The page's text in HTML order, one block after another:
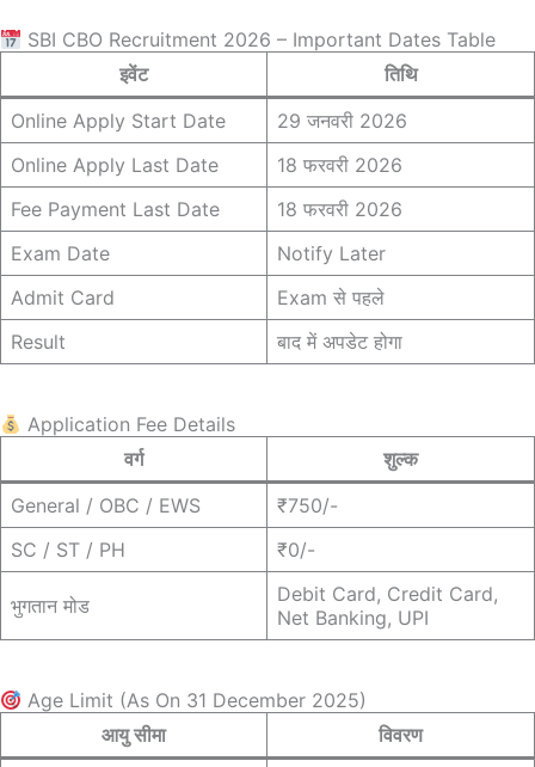
SBI CBO Recruitment 2026 – Important Dates Table
इवेंट
तिथि
Online Apply Start Date
29 जनवरी 2026
Online Apply Last Date
18 फरवरी 2026
Fee Payment Last Date
18 फरवरी 2026
Exam Date
Notify Later
Admit Card
Exam से पहले
Result
बाद में अपडेट होगा
Application Fee Details
वर्ग
शुल्क
General / OBC / EWS
₹750/-
SC / ST / PH
₹0/-
भुगतान मोड
Debit Card, Credit Card,
Net Banking, UPI
Age Limit (As On 31 December 2025)
आयु सीमा
विवरण